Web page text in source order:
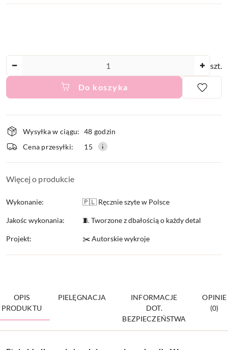
szt.
Do koszyka
i
dostawa
Wysyłka w ciągu: 48 godzin
Cena przesyłki:
15
Więcej o produkcie
Wykonanie: 🇵🇱 Ręcznie szyte w Polsce
Jakośc wykonania: 🧵 Tworzone z dbałością o każdy detal
Projekt: ✂️ Autorskie wykroje
OPIS
PRODUKTU
PIELĘGNACJA
INFORMACJE
DOT.
BEZPIECZEŃSTWA
OPINIE
(0)